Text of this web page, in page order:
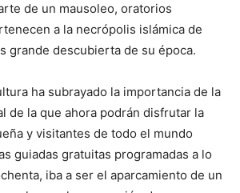
de un mausoleo, oratorios
a la necrópolis islámica de
grande descubierta de su época.
ha subrayado la importancia de la
de la que ahora podrán disfrutar la
y visitantes de todo el mundo
guiadas gratuitas programadas a lo
iba a ser el aparcamiento de un